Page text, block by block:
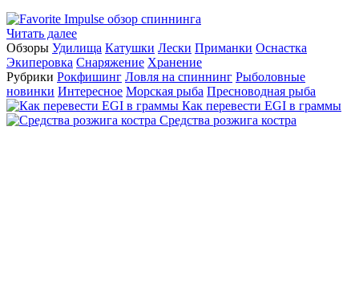
Читать далее
Обзоры Удилища Катушки Лески Приманки Оснастка
Экиперовка Снаряжение Хранение
Рубрики Рокфишинг Ловля на спиннинг Рыболовные
новинки Интересное Морская рыба Пресноводная рыба
Как перевести EGI в граммы
Средства розжига костра